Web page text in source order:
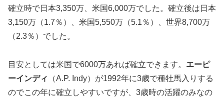
確立時で日本3,350万、米国6,000万でした。確立後は日本
3,150万（1.7％）、米国5,550万（5.1％）、世界8,700万
（2.3％）でした。
目安としては米国で6000万あれば確立できます。 エーピ
ーインディ
（A.P. Indy）が1992年に3歳で種牡馬入りする
のでこの年に確立しやすいですが、3歳時の活躍のみなの